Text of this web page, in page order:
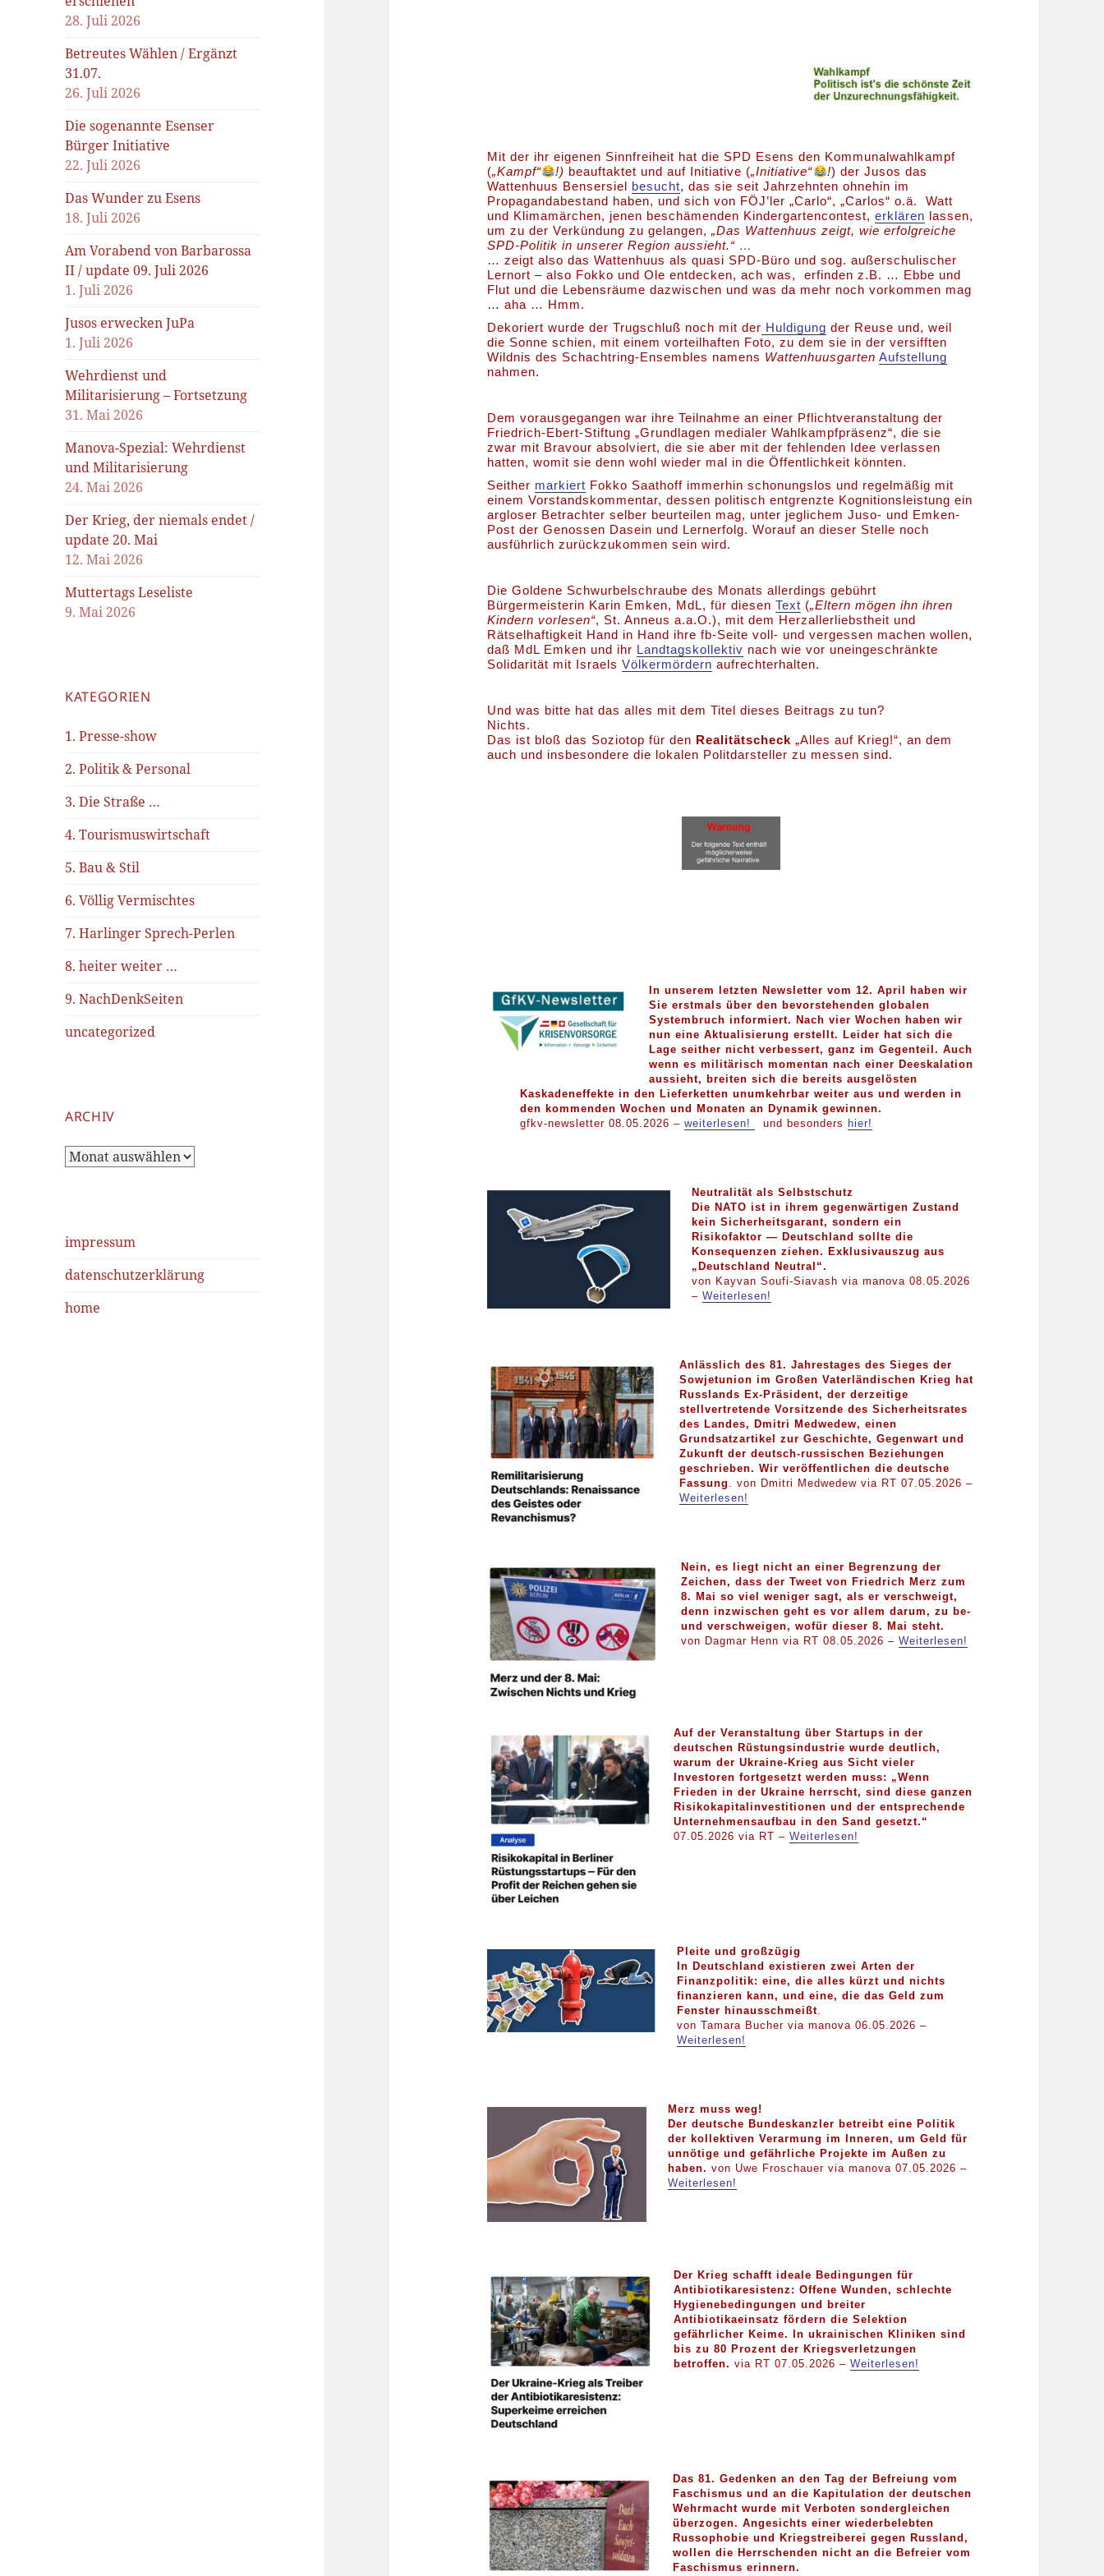
28. Juli 2026
Betreutes Wählen / Ergänzt
31.07.
26. Juli 2026
Die sogenannte Esenser
Bürger Initiative
22. Juli 2026
Das Wunder zu Esens
18. Juli 2026
Am Vorabend von Barbarossa
II / update 09. Juli 2026
1. Juli 2026
Jusos erwecken JuPa
1. Juli 2026
Wehrdienst und
Militarisierung – Fortsetzung
31. Mai 2026
Manova-Spezial: Wehrdienst
und Militarisierung
24. Mai 2026
Der Krieg, der niemals endet /
update 20. Mai
12. Mai 2026
Muttertags Leseliste
9. Mai 2026
KATEGORIEN
1. Presse-show
2. Politik & Personal
3. Die Straße …
4. Tourismuswirtschaft
5. Bau & Stil
6. Völlig Vermischtes
7. Harlinger Sprech-Perlen
8. heiter weiter …
9. NachDenkSeiten
uncategorized
ARCHIV
Archiv
impressum
datenschutzerklärung
home
Mit der ihr eigenen Sinnfreiheit hat die SPD Esens den Kommunalwahlkampf
(„Kampf“ !) beauftaktet und auf Initiative („Initiative“ !) der Jusos das
Wattenhuus Bensersiel besucht, das sie seit Jahrzehnten ohnehin im
Propagandabestand haben, und sich von FÖJ’ler „Carlo“, „Carlos“ o.ä. Watt
und Klimamärchen, jenen beschämenden Kindergartencontest,erklären lassen,
um zu der Verkündung zu gelangen,„Das Wattenhuus zeigt, wie erfolgreiche
SPD-Politik in unserer Region aussieht.“ …
… zeigt also das Wattenhuus als quasi SPD-Büro und sog. außerschulischer
Lernort – also Fokko und Ole entdecken, ach was, erfinden z.B. … Ebbe und
Flut und die Lebensräume dazwischen und was da mehr noch vorkommen mag
… aha … Hmm.
Dekoriert wurde der Trugschluß noch mit der Huldigung der Reuse und, weil
die Sonne schien, mit einem vorteilhaften Foto, zu dem sie in der versifften
Wildnis des Schachtring-Ensembles namens Wattenhuusgarten Aufstellung
nahmen.
Dem vorausgegangen war ihre Teilnahme an einer Pflichtveranstaltung der
Friedrich-Ebert-Stiftung „Grundlagen medialer Wahlkampfpräsenz“, die sie
zwar mit Bravour absolviert, die sie aber mit der fehlenden Idee verlassen
hatten, womit sie denn wohl wieder mal in die Öffentlichkeit könnten.
Seither markiert Fokko Saathoff immerhin schonungslos und regelmäßig mit
einem Vorstandskommentar, dessen politisch entgrenzte Kognitionsleistung ein
argloser Betrachter selber beurteilen mag, unter jeglichem Juso- und Emken-
Post der Genossen Dasein und Lernerfolg. Worauf an dieser Stelle noch
ausführlich zurückzukommen sein wird.
Die Goldene Schwurbelschraube des Monats allerdings gebührt
Bürgermeisterin Karin Emken, MdL, für diesenText („Eltern mögen ihn ihren
Kindern vorlesen“, St. Anneus a.a.O.), mit dem Herzallerliebstheit und
Rätselhaftigkeit Hand in Hand ihre fb-Seite voll- und vergessen machen wollen,
daß MdL Emken und ihr Landtagskollektiv nach wie vor uneingeschränkte
Solidarität mit IsraelsVölkermördern aufrechterhalten.
Und was bitte hat das alles mit dem Titel dieses Beitrags zu tun?
Nichts.
Das ist bloß das Soziotop für den Realitätscheck„Alles auf Krieg!“, an dem
auch und insbesondere die lokalen Politdarsteller zu messen sind.
In unserem letzten Newsletter vom 12. April haben wir
Sie erstmals über den bevorstehenden globalen
Systembruch informiert. Nach vier Wochen haben wir
nun eine Aktualisierung erstellt. Leider hat sich die
Lage seither nicht verbessert, ganz im Gegenteil. Auch
wenn es militärisch momentan nach einer Deeskalation
aussieht, breiten sich die bereits ausgelösten
Kaskadeneffekte in den Lieferketten unumkehrbar weiter aus und werden in
den kommenden Wochen und Monaten an Dynamik gewinnen.
gfkv-newsletter 08.05.2026 –weiterlesen! und besonders hier!
Neutralität als Selbstschutz
Die NATO ist in ihrem gegenwärtigen Zustand
kein Sicherheitsgarant, sondern ein
Risikofaktor — Deutschland sollte die
Konsequenzen ziehen. Exklusivauszug aus
„Deutschland Neutral“.
von Kayvan Soufi-Siavash via manova 08.05.2026
– Weiterlesen!
Anlässlich des 81. Jahrestages des Sieges der
Sowjetunion im Großen Vaterländischen Krieg hat
Russlands Ex-Präsident, der derzeitige
stellvertretende Vorsitzende des Sicherheitsrates
des Landes, Dmitri Medwedew, einen
Grundsatzartikel zur Geschichte, Gegenwart und
Zukunft der deutsch-russischen Beziehungen
geschrieben. Wir veröffentlichen die deutsche
Fassung . von Dmitri Medwedew via RT 07.05.2026 –
Weiterlesen!
Nein, es liegt nicht an einer Begrenzung der
Zeichen, dass der Tweet von Friedrich Merz zum
8. Mai so viel weniger sagt, als er verschweigt,
denn inzwischen geht es vor allem darum, zu be-
und verschweigen, wofür dieser 8. Mai steht.
von Dagmar Henn via RT 08.05.2026 – Weiterlesen!
Auf der Veranstaltung über Startups in der
deutschen Rüstungsindustrie wurde deutlich,
warum der Ukraine-Krieg aus Sicht vieler
Investoren fortgesetzt werden muss: „Wenn
Frieden in der Ukraine herrscht, sind diese ganzen
Risikokapitalinvestitionen und der entsprechende
Unternehmensaufbau in den Sand gesetzt.“
07.05.2026 via RT – Weiterlesen!
Pleite und großzügig
In Deutschland existieren zwei Arten der
Finanzpolitik: eine, die alles kürzt und nichts
finanzieren kann, und eine, die das Geld zum
Fenster hinausschmeißt.
von Tamara Bucher via manova 06.05.2026 –
Weiterlesen!
Merz muss weg!
Der deutsche Bundeskanzler betreibt eine Politik
der kollektiven Verarmung im Inneren, um Geld für
unnötige und gefährliche Projekte im Außen zu
haben. von Uwe Froschauer via manova 07.05.2026 –
Weiterlesen!
Der Krieg schafft ideale Bedingungen für
Antibiotikaresistenz: Offene Wunden, schlechte
Hygienebedingungen und breiter
Antibiotikaeinsatz fördern die Selektion
gefährlicher Keime. In ukrainischen Kliniken sind
bis zu 80 Prozent der Kriegsverletzungen
betroffen. via RT 07.05.2026 – Weiterlesen!
Das 81. Gedenken an den Tag der Befreiung vom
Faschismus und an die Kapitulation der deutschen
Wehrmacht wurde mit Verboten sondergleichen
überzogen. Angesichts einer wiederbelebten
Russophobie und Kriegstreiberei gegen Russland,
wollen die Herrschenden nicht an die Befreier vom
Faschismus erinnern.